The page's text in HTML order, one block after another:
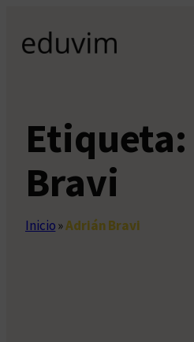
contenido
Etiqueta:
Bravi
Inicio»Adrián Bravi